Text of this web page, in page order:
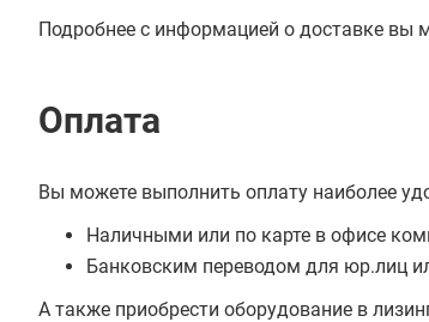
Подробнее с информацией о доставке вы
Оплата
Вы можете выполнить оплату наиболее
Наличными или по карте в офисе
Банковским переводом для юр.лиц
А также приобрести оборудование в